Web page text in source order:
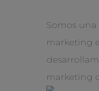
Somos
marketing
marketing